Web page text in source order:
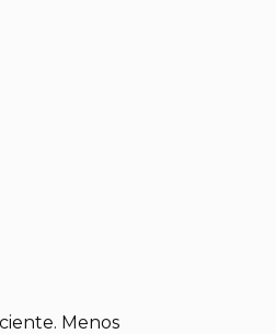
Menos